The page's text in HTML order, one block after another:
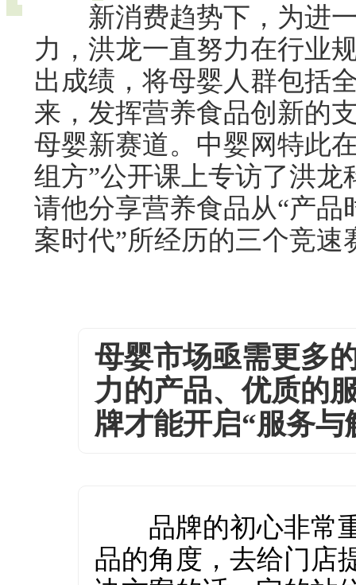
新消费趋势下，为进一
力，洪龙一直努力在行业
出成绩，将母婴人群包括
来，发挥营养食品创新的
母婴新赛道。中婴网特此
组方”公开课上专访了洪
请他分享营养食品从“产品
案时代”所经历的三个竞速
母婴市场亟需更多
力的产品、优质的
牌才能开启“服务
品牌的初心非常重
品的角度，去给门店